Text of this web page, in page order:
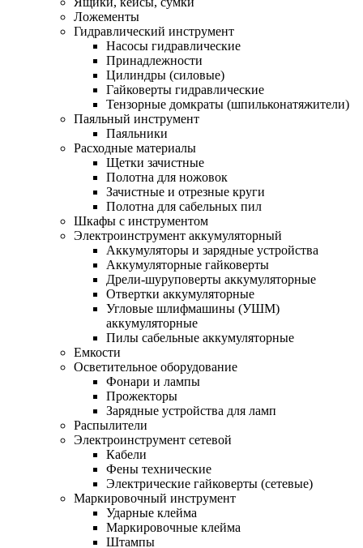
Ложементы
Гидравлический инструмент
Насосы гидравлические
Принадлежности
Цилиндры (силовые)
Гайковерты гидравлические
Тензорные домкраты (шпильконатяжители)
Паяльный инструмент
Паяльники
Расходные материалы
Щетки зачистные
Полотна для ножовок
Зачистные и отрезные круги
Полотна для сабельных пил
Шкафы с инструментом
Электроинструмент аккумуляторный
Аккумуляторы и зарядные устройства
Аккумуляторные гайковерты
Дрели-шуруповерты аккумуляторные
Отвертки аккумуляторные
Угловые шлифмашины (УШМ)
аккумуляторные
Пилы сабельные аккумуляторные
Емкости
Осветительное оборудование
Фонари и лампы
Прожекторы
Зарядные устройства для ламп
Распылители
Электроинструмент сетевой
Кабели
Фены технические
Электрические гайковерты (сетевые)
Маркировочный инструмент
Ударные клейма
Маркировочные клейма
Штампы